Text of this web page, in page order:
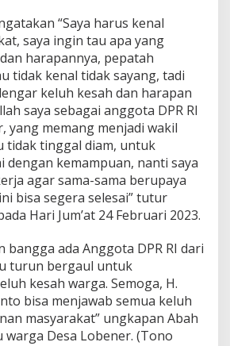
“Saya harus kenal
saya ingin tau apa yang
harapannya, pepatah
tidak kenal tidak sayang, tadi
keluh kesah dan harapan
saya sebagai anggota DPR RI
yang memang menjadi wakil
tidak tinggal diam, untuk
dengan kemampuan, nanti saya
agar sama-sama berupaya
bisa segera selesai” tutur
Hari Jum’at 24 Februari 2023.
bangga ada Anggota DPR RI dari
turun bergaul untuk
kesah warga. Semoga, H.
bisa menjawab semua keluh
masyarakat” ungkapan Abah
warga Desa Lobener. (Tono